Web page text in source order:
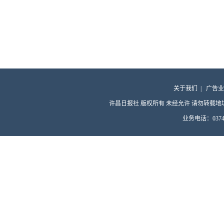
关于我们 广告
许昌日报社 版权所有 未经允许 请勿转载地
业务电话：